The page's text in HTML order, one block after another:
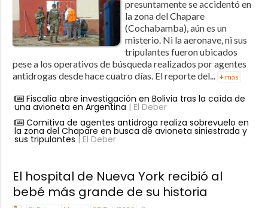
presuntamente se accidentó en
la zona del Chapare
(Cochabamba), aún es un
misterio. Ni la aeronave, ni sus
tripulantes fueron ubicados
pese a los operativos de búsqueda realizados por agentes
antidrogas desde hace cuatro días. El reporte del... + más
Fiscalía abre investigación en Bolivia tras la caída de
una avioneta en Argentina | El Deber
Comitiva de agentes antidroga realiza sobrevuelo en
la zona del Chapare en busca de avioneta siniestrada y
sus tripulantes | El Deber
El hospital de Nueva York recibió al
bebé más grande de su historia